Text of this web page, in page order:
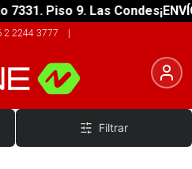
7331. Piso 9. Las Condes
2 2244 3777 |
Filtrar